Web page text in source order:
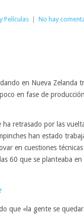
Películas No hay
en Nueva Zelanda
en fase de
ha retrasado por las
han estado
en cuestiones
60 que se planteaba
que «la gente se